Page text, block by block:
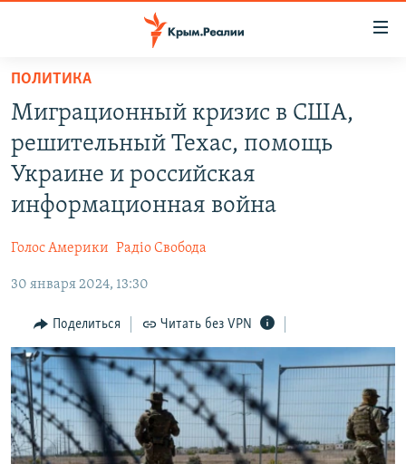
Вернуться
основному
содержанию
Вернутся
главной
Вернутся
СПЕЦПРОЕКТЫ
КАРТА ВОЕННЫХ ОБЪЕКТОВ КРЫМА
ВОДА
ИСТОРИЯ
ИНТЕРАКТИВ
ИНФОГРАФИКА
ТЕЛЕПРОЕКТ КРЫМ.РЕАЛИИ
СОВЕТЫ ПРАВОЗАЩИТНИКОВ
ПРОПАВШИЕ БЕЗ ВЕСТИ
ПОБЕДИТЕЛЕЙ НЕ СУДЯТ?
КРЫМ.НЕПОКОРЕННЫЙ
РАДІО СВОБОДА
КАК ОБОЙТИ БЛОКИРОВКУ
Qırımtatar
ПРИСОЕДИНЯЙТЕСЬ!
ПОЛИТИКА
Миграционный кризис в США,
решительный Техас, помощь
Украине и российская
информационная война
Голос Америки Радіо Свобода
30 января 2024, 13:30
Поделиться Читать без VPN